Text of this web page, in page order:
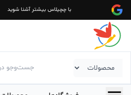
با چچیلاس بیشتر آشنا شوید